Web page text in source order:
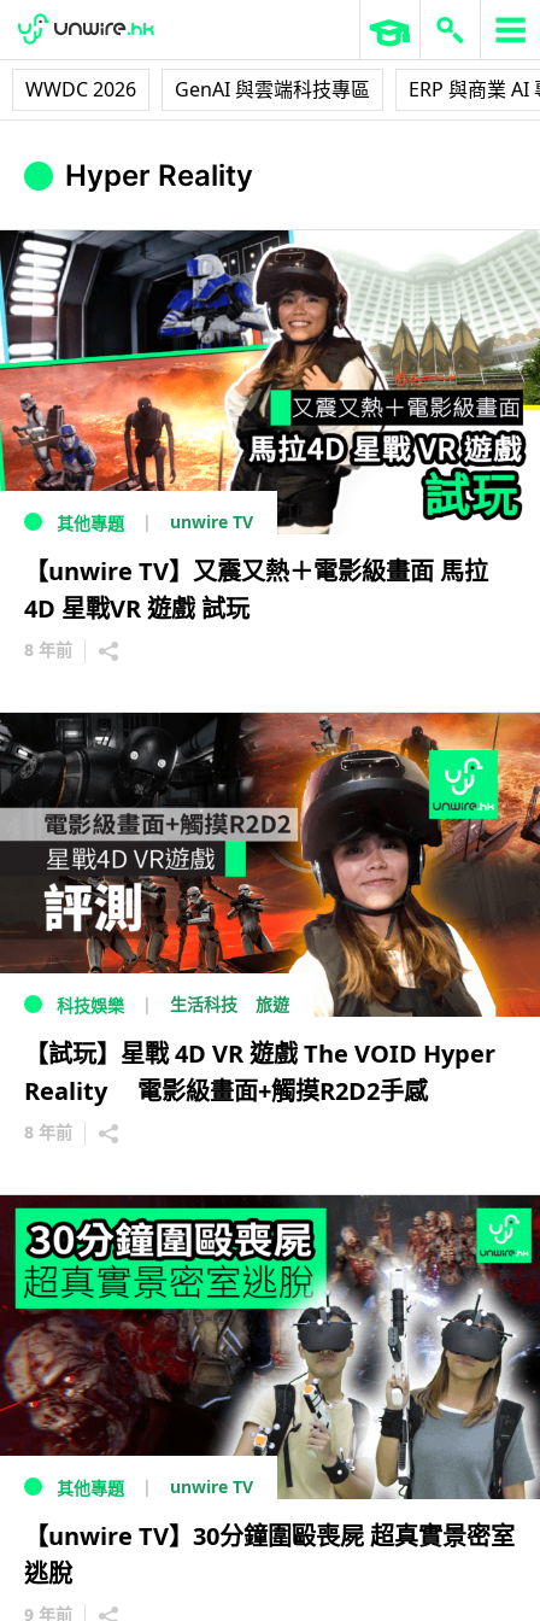
WWDC 2026 GenAI 與雲端科技專區 ERP 與商業 AI
Hyper Reality
其他專題 unwire TV
【unwire TV】又震又熱＋電影級畫面 馬拉
4D 星戰VR 遊戲 試玩
8 年前
科技娛樂 生活科技 旅遊
【試玩】星戰 4D VR 遊戲 The VOID Hyper
Reality 電影級畫面+觸摸R2D2手感
8 年前
其他專題 unwire TV
【unwire TV】30分鐘圍毆喪屍 超真實景密室
逃脫
9 年前